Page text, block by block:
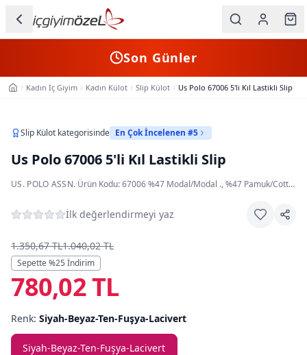
Erkek
Çocuk
Fantazi
Büyük
Markalar
Yazlık Pijama
Son Günler
Ana SayfaKadın İç Giyim Kadın Külot Slip Külot Us Polo 67006 5'li Kıl Lastikli Slip
Slip Külot kategorisinde En Çok İncelenen #5
Us Polo 67006 5'li Kıl Lastikli Slip
US. POLO ASSN.·Ürün Kodu:67006· %47 Modal/Modal ., %47 Pamuk/Cotton ., %6 Elastan/Elasthane
İlk değerlendirmeyi yaz
1.350,67 TL1.040,02 TL
Sepette %25 İndirim
780,02 TL
Renk: Siyah-Beyaz-Ten-Fuşya-Lacivert
Siyah-Beyaz-Ten-Fuşya-Lacivert